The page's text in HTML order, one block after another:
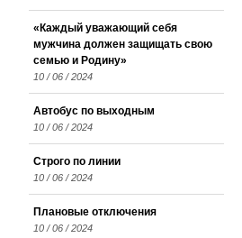
«Каждый уважающий себя
мужчина должен защищать свою
семью и Родину»
10 / 06 / 2024
Автобус по выходным
10 / 06 / 2024
Строго по линии
10 / 06 / 2024
Плановые отключения
10 / 06 / 2024